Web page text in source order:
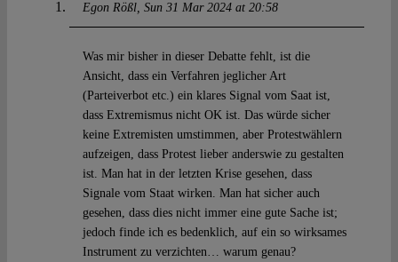
Egon Rößl Sun 31 Mar 2024 at 20:58
Was mir bisher in dieser Debatte fehlt, ist die
Ansicht, dass ein Verfahren jeglicher Art
(Parteiverbot etc.) ein klares Signal vom Saat ist,
dass Extremismus nicht OK ist. Das würde sicher
keine Extremisten umstimmen, aber Protestwählern
aufzeigen, dass Protest lieber anderswie zu gestalten
ist. Man hat in der letzten Krise gesehen, dass
Signale vom Staat wirken. Man hat sicher auch
gesehen, dass dies nicht immer eine gute Sache ist;
jedoch finde ich es bedenklich, auf ein so wirksames
Instrument zu verzichten… warum genau?